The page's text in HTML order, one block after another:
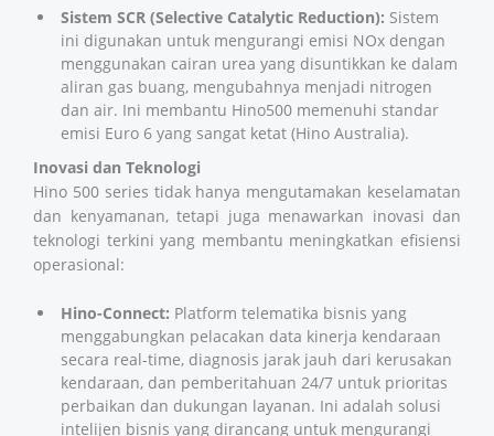
Sistem SCR (Selective Catalytic Reduction): Sistem
ini digunakan untuk mengurangi emisi NOx dengan
menggunakan cairan urea yang disuntikkan ke dalam
aliran gas buang, mengubahnya menjadi nitrogen
dan air. Ini membantu Hino500 memenuhi standar
emisi Euro 6 yang sangat ketat (Hino Australia).
Inovasi dan Teknologi
Hino 500 series tidak hanya mengutamakan keselamatan
dan kenyamanan, tetapi juga menawarkan inovasi dan
teknologi terkini yang membantu meningkatkan efisiensi
operasional:
Hino-Connect: Platform telematika bisnis yang
menggabungkan pelacakan data kinerja kendaraan
secara real-time, diagnosis jarak jauh dari kerusakan
kendaraan, dan pemberitahuan 24/7 untuk prioritas
perbaikan dan dukungan layanan. Ini adalah solusi
intelijen bisnis yang dirancang untuk mengurangi